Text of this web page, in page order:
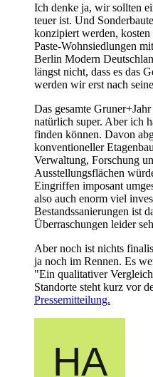
Ich denke ja, wir sollten
teuer ist. Und
konzipiert werden,
Paste-Wohnsiedlungen
Berlin Modern
längst nicht, dass es das
werden wir erst nach
Das gesamte
natürlich super. Aber ich
finden können. Davon
konventioneller
Verwaltung, Forschung
Ausstellungsflächen
Eingriffen imposant
also auch enorm viel
Bestandssanierungen ist
Überraschungen leider
Aber noch ist nichts
ja noch im Rennen. Es
"Ein qualitativer
Standorte steht kurz vor
Pressemitteilung.